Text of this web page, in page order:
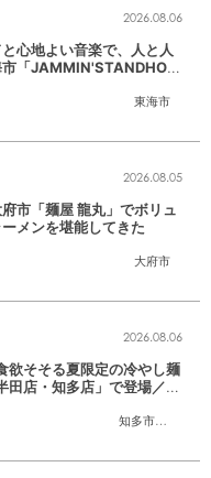
東海市
2026.08.06
心地よい音楽で、人と人
「JAMMIN'STANDHOU
大府市
2026.08.05
市「麺屋 龍丸」でボリュ
メンを堪能してきた
知多市
,半田市
2026.08.06
欲そそる夏限定の冷やし麺
田店・知多店」で登場／ち